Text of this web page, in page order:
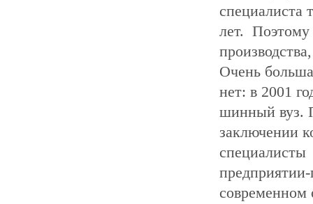
специалиста
лет. Поэтому
Очень
нет: в 2001
шинный вуз.
заключении
специалисты
современном